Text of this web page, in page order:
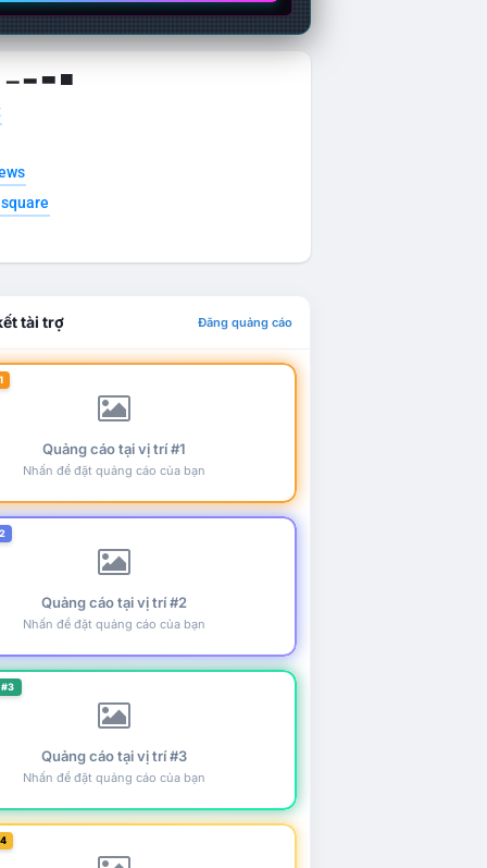
▁ ▂ ▃ ▄
tài trợ Đăng quảng cáo
Quảng cáo tại vị trí #1
Nhấn để đặt quảng cáo của bạn
Quảng cáo tại vị trí #2
Nhấn để đặt quảng cáo của bạn
Quảng cáo tại vị trí #3
Nhấn để đặt quảng cáo của bạn